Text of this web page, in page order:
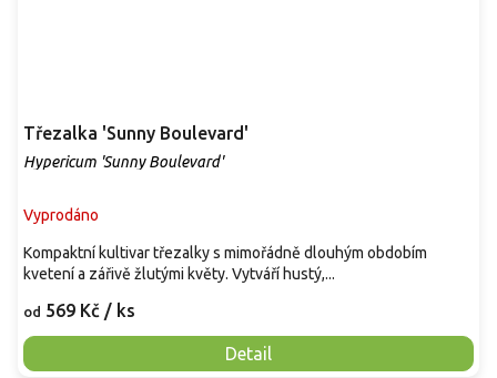
Třezalka 'Sunny Boulevard'
Hypericum 'Sunny Boulevard'
Vyprodáno
od 569 Kč / ks
Detail
Kompaktní kultivar třezalky s mimořádně dlouhým obdobím
kvetení a zářivě žlutými květy. Vytváří hustý,...